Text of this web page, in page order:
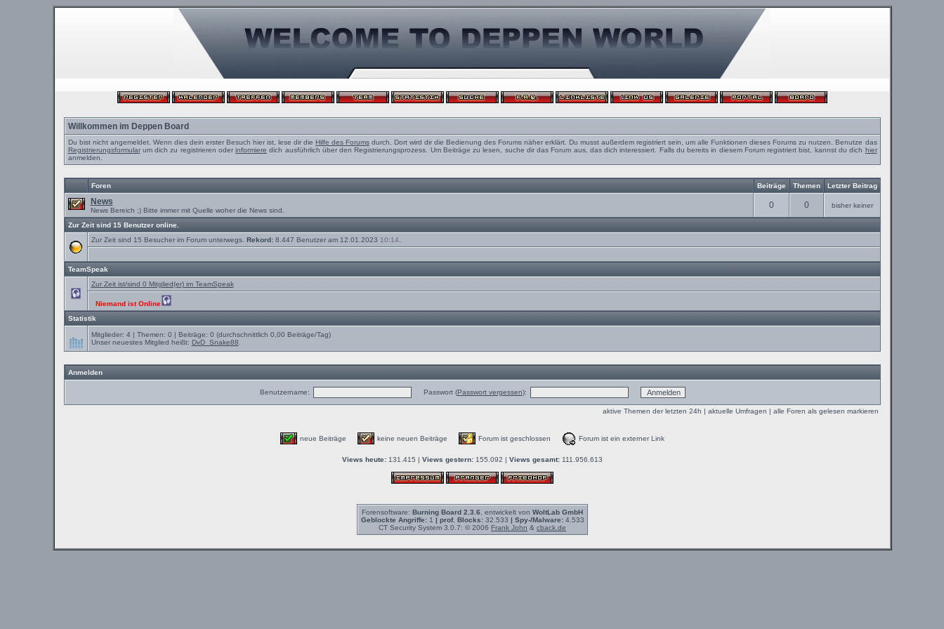
Willkommen im Deppen Board
Du bist nicht angemeldet. Wenn dies dein erster Besuch hier ist, lese dir die Hilfe des Forumsdurch. Dort wird dir die Bedienung des Forums näher erklärt. Du musst außerdem registriert sein, um alle Funktionen dieses Forums zu nutzen. Benutze das
Registrierungsformularum dich zu registrieren oderinformiere dich ausführlich über den Registrierungsprozess. Um Beiträge zu lesen, suche dir das Forum aus, das dich interessiert. Falls du bereits in diesem Forum registriert bist, kannst du dich hier
anmelden.
Foren Beiträge Themen Letzter Beitrag
News
News Bereich ;) Bitte immer mit Quelle woher die News sind.
0 0 bisher keiner
Zur Zeit sind 15 Benutzer online.
Zur Zeit sind 15 Besucher im Forum unterwegs. Rekord:8.447 Benutzer am 12.01.2023 10:14
TeamSpeak
Zur Zeit ist/sind 0 Mitglied(er) im TeamSpeak
Niemand ist Online
Statistik
Mitglieder: 4 | Themen: 0 | Beiträge: 0 (durchschnittlich 0,00 Beiträge/Tag)
Unser neuestes Mitglied heißt: DvD_Snake88
Anmelden
Benutzername: Passwort (Passwort vergessen):
aktive Themen der letzten 24h | aktuelle Umfragen | alle Foren als gelesen markieren
neue Beiträge keine neuen Beiträge Forum ist geschlossen Forum ist ein externer Link
Views heute:131.415 | Views gestern:155.092 | Views gesamt:111.956.613
Forensoftware: Burning Board 2.3.6 , entwickelt von WoltLab GmbH
Geblockte Angriffe:1 | prof. Blocks:32.533 | Spy-/Malware:4.533
CT Security System 3.0.7: © 2006 Frank John & cback.de